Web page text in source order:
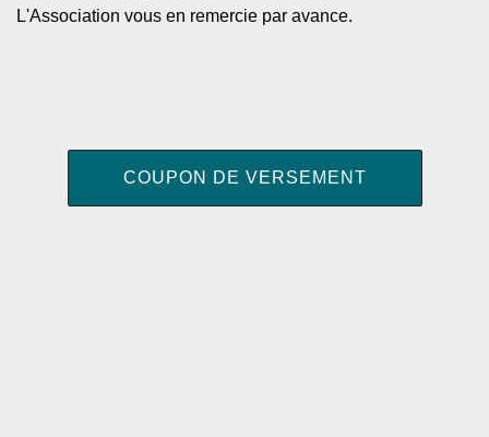
L'Association vous en remercie par avance.
COUPON DE VERSEMENT